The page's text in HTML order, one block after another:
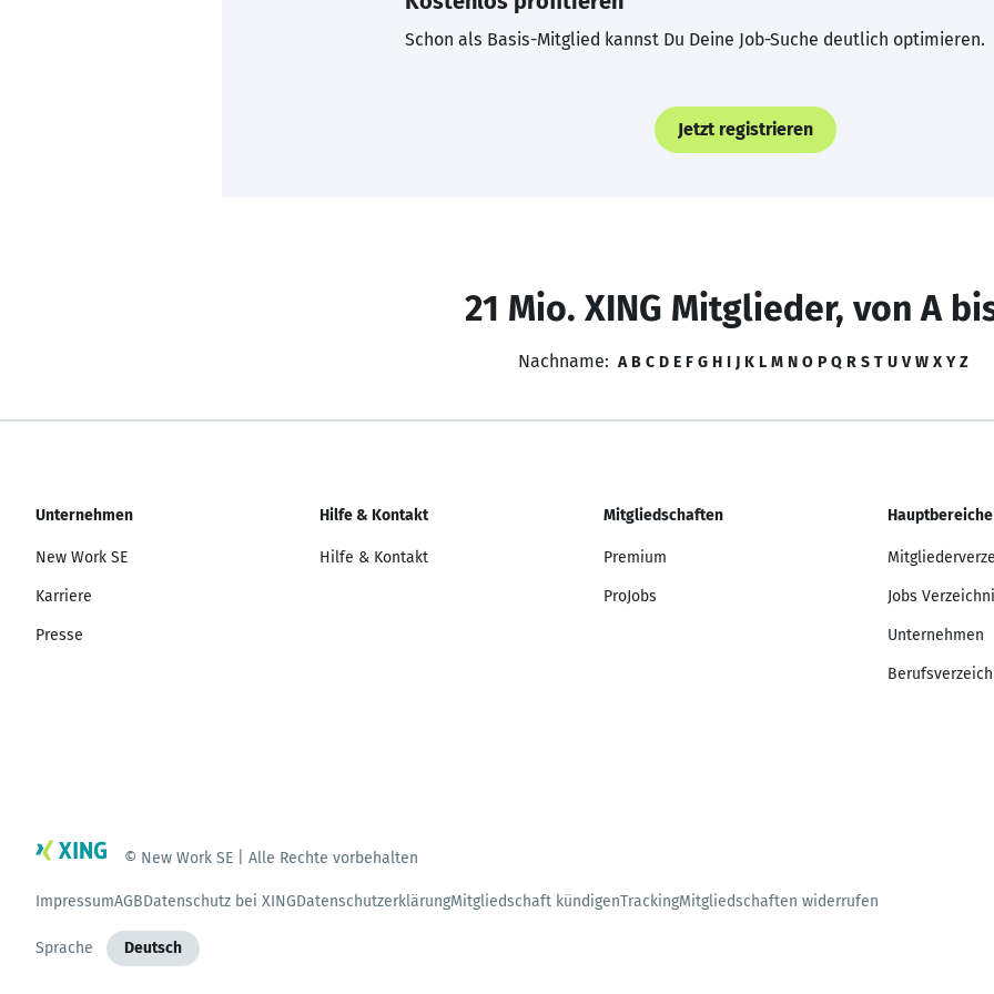
Schon als Basis-Mitglied kannst Du Deine Job-Suche deutlich optimieren.
Jetzt registrieren
21 Mio. XING Mitglieder, von A
Nachname: A B C D E F G H I J K L M N O P Q R S T U V W X Y Z
Unternehmen
New Work SE
Karriere
Presse
Hilfe & Kontakt
Hilfe & Kontakt
Mitgliedschaften
Premium
ProJobs
Hauptbereiche
Jobs
Unternehmen
© New Work SE | Alle Rechte vorbehalten
ImpressumAGBDatenschutz bei XINGDatenschutzerklärungMitgliedschaft kündigenTrackingMitgliedschaften widerrufen
Sprache Deutsch